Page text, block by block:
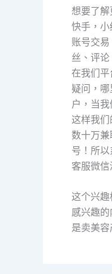
想要了
快手，
账号交
丝、评
在我们
疑问，
户，当
这样我
数十万
号！所
客服微
这个兴
感兴趣
是卖美